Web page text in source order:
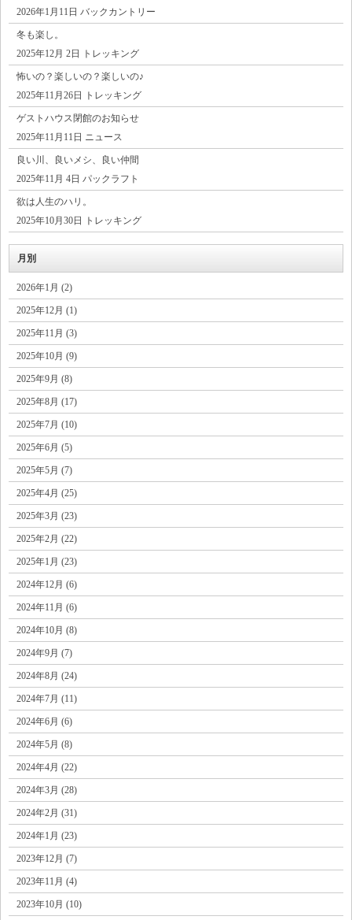
2026年1月11日 バックカントリー
冬も楽し。
2025年12月 2日 トレッキング
怖いの？楽しいの？楽しいの♪
2025年11月26日 トレッキング
ゲストハウス閉館のお知らせ
2025年11月11日 ニュース
良い川、良いメシ、良い仲間
2025年11月 4日 パックラフト
欲は人生のハリ。
2025年10月30日 トレッキング
月別
2026年1月 (2)
2025年12月 (1)
2025年11月 (3)
2025年10月 (9)
2025年9月 (8)
2025年8月 (17)
2025年7月 (10)
2025年6月 (5)
2025年5月 (7)
2025年4月 (25)
2025年3月 (23)
2025年2月 (22)
2025年1月 (23)
2024年12月 (6)
2024年11月 (6)
2024年10月 (8)
2024年9月 (7)
2024年8月 (24)
2024年7月 (11)
2024年6月 (6)
2024年5月 (8)
2024年4月 (22)
2024年3月 (28)
2024年2月 (31)
2024年1月 (23)
2023年12月 (7)
2023年11月 (4)
2023年10月 (10)